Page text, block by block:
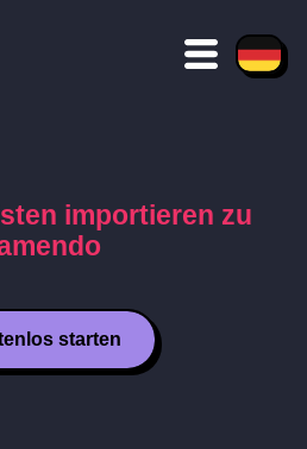
importieren zu
starten